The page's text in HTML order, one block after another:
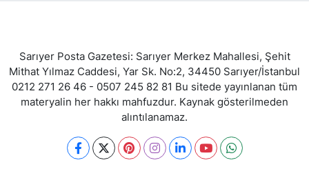
Sarıyer Posta Gazetesi: Sarıyer Merkez Mahallesi, Şehit
Mithat Yılmaz Caddesi, Yar Sk. No:2, 34450 Sarıyer/İstanbul
0212 271 26 46 - 0507 245 82 81 Bu sitede yayınlanan tüm
materyalin her hakkı mahfuzdur. Kaynak gösterilmeden
alıntılanamaz.